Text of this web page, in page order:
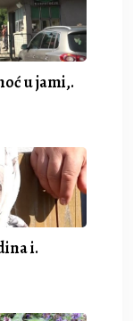
u jami,.
i.